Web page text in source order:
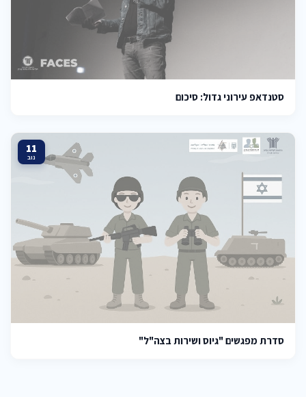
סטנדאפ עירוני גדול: סיכום
11
נוב
סדרת מפגשים "גיוס ושירות בצה"ל"